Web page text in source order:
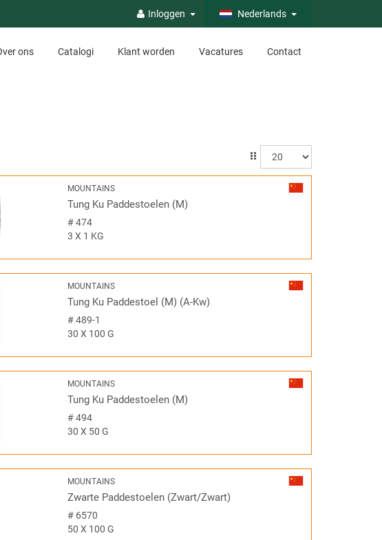
Inloggen Nederlands
ons Catalogi Klant worden Vacatures Contact
MOUNTAINS
Tung Ku Paddestoelen (M)
#474
3 X 1 KG
MOUNTAINS
Tung Ku Paddestoel (M) (A-Kw)
#489-1
30 X 100 G
MOUNTAINS
Tung Ku Paddestoelen (M)
#494
30 X 50 G
MOUNTAINS
Zwarte Paddestoelen (Zwart/Zwart)
# 6570
50 X 100 G